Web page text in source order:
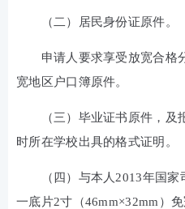
（二）居民身份证原件。
申请人要求享受放宽合格
宽地区户口簿原件。
（三）毕业证书原件，及
时所在学校出具的格式证明。
（四）与本人2013年国家
一底片2寸（46mm×32mm）